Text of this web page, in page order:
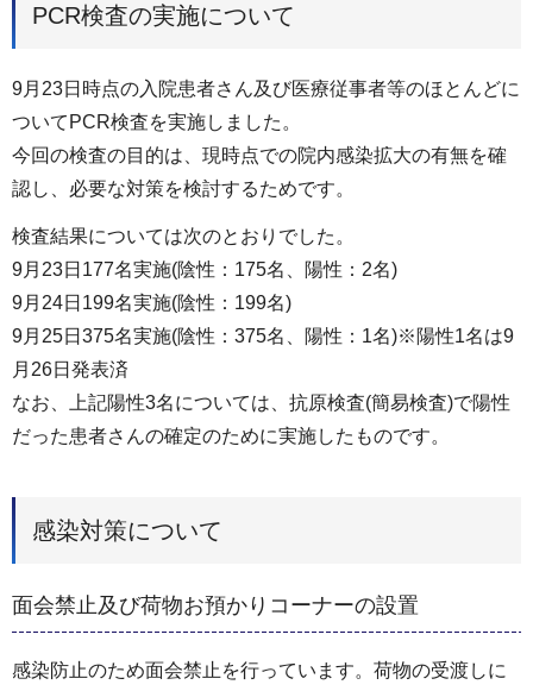
PCR検査の実施について
9月23日時点の入院患者さん及び医療従事者等のほとんどに
ついてPCR検査を実施しました。
今回の検査の目的は、現時点での院内感染拡大の有無を確
認し、必要な対策を検討するためです。
検査結果については次のとおりでした。
9月23日177名実施(陰性：175名、陽性：2名)
9月24日199名実施(陰性：199名)
9月25日375名実施(陰性：375名、陽性：1名)※陽性1名は9
月26日発表済
なお、上記陽性3名については、抗原検査(簡易検査)で陽性
だった患者さんの確定のために実施したものです。
感染対策について
面会禁止及び荷物お預かりコーナーの設置
感染防止のため面会禁止を行っています。荷物の受渡しに